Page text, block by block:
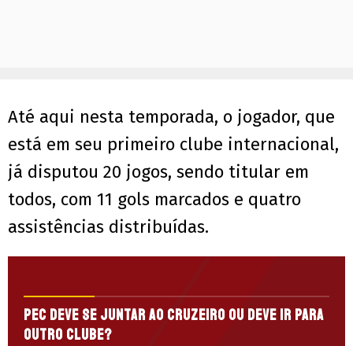
Até aqui nesta temporada, o jogador, que
está em seu primeiro clube internacional,
já disputou 20 jogos, sendo titular em
todos, com 11 gols marcados e quatro
assistências distribuídas.
Pec deve se juntar ao Cruzeiro ou deve ir para
outro clube?